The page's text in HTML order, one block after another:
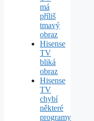
má
příliš
tmavý
obraz
Hisense
TV
bliká
obraz
Hisense
TV
chybí
některé
programy